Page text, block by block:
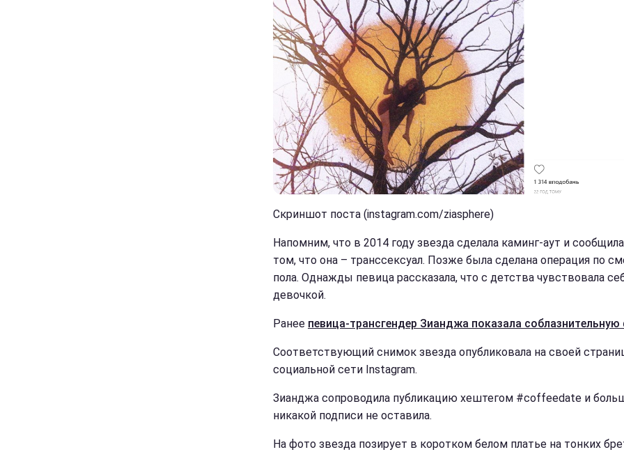
Скриншот поста (instagram.com/ziasphere)
Напомним, что в 2014 году звезда сделала каминг-аут и
том, что она – транссексуал. Позже была сделана операция по
пола. Однажды певица рассказала, что с детства чувствовала
девочкой.
Ранее певица-трансгендер Зианджа показала соблазнительную
Соответствующий снимок звезда опубликовала на своей
социальной сети Instagram.
Зианджа сопроводила публикацию хештегом #coffeedate и
никакой подписи не оставила.
На фото звезда позирует в коротком белом платье на тонких